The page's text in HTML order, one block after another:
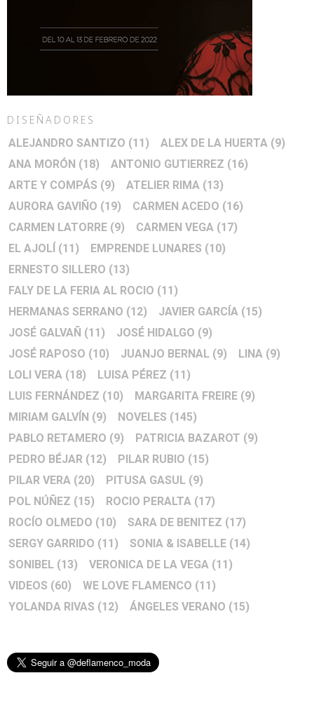
DISEÑADORES
ALEJANDRO SANTIZO (11) ALEX DE LA HUERTA (9)
ANA MORÓN (18) ANTONIO GUTIERREZ (16)
ARTE Y COMPÁS (9) ATELIER RIMA (13)
AURORA GAVIÑO (19) CARMEN ACEDO (16)
CARMEN LATORRE (9) CARMEN VEGA (17)
EL AJOLÍ (11) EMPRENDE LUNARES (10)
ERNESTO SILLERO (13)
FALY DE LA FERIA AL ROCIO (11)
HERMANAS SERRANO (12) JAVIER GARCÍA (15)
JOSÉ GALVAÑ (11) JOSÉ HIDALGO (9)
JOSÉ RAPOSO (10) JUANJO BERNAL (9) LINA (9)
LOLI VERA (18) LUISA PÉREZ (11)
LUIS FERNÁNDEZ (10) MARGARITA FREIRE (9)
MIRIAM GALVÍN (9) NOVELES (145)
PABLO RETAMERO (9) PATRICIA BAZAROT (9)
PEDRO BÉJAR (12) PILAR RUBIO (15)
PILAR VERA (20) PITUSA GASUL (9)
POL NÚÑEZ (15) ROCIO PERALTA (17)
ROCÍO OLMEDO (10) SARA DE BENITEZ (17)
SERGY GARRIDO (11) SONIA & ISABELLE (14)
SONIBEL (13) VERONICA DE LA VEGA (11)
VIDEOS (60) WE LOVE FLAMENCO (11)
YOLANDA RIVAS (12) ÁNGELES VERANO (15)